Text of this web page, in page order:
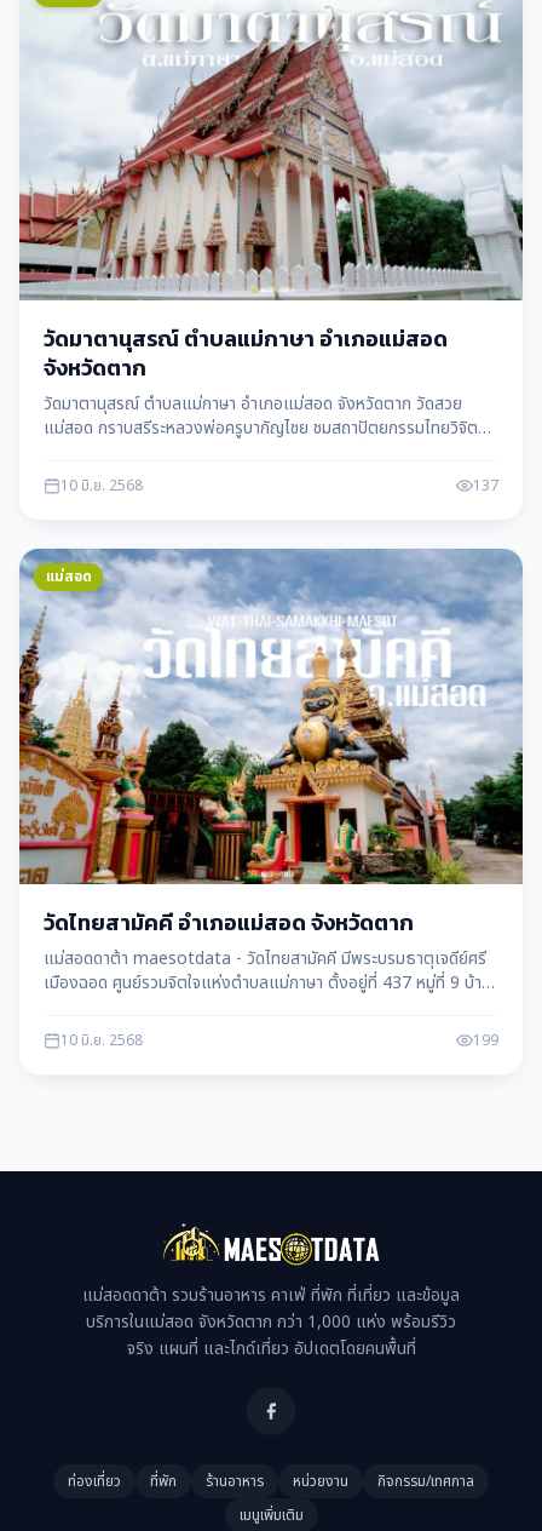
วัดมาตานุสรณ์ ตำบลแม่กาษา อำเภอแม่สอด
จังหวัดตาก
วัดมาตานุสรณ์ ตำบลแม่กาษา อำเภอแม่สอด จังหวัดตาก วัดสวย
แม่สอด กราบสรีระหลวงพ่อครูบากัญไชย ชมสถาปัตยกรรมไทยวิจิตร
10 มิ.ย. 2568 137
แม่สอด
วัดไทยสามัคคี อำเภอแม่สอด จังหวัดตาก
แม่สอดดาต้า maesotdata - วัดไทยสามัคคี มีพระบรมธาตุเจดีย์ศรี
เมืองฉอด ศูนย์รวมจิตใจแห่งตำบลแม่กาษา ตั้งอยู่ที่ 437 หมู่ที่ 9 บ้าน
10 มิ.ย. 2568 199
แม่สอดดาต้า รวมร้านอาหาร คาเฟ่ ที่พัก ที่เที่ยว และข้อมูล
บริการในแม่สอด จังหวัดตาก กว่า 1,000 แห่ง พร้อมรีวิว
จริง แผนที่ และไกด์เที่ยว อัปเดตโดยคนพื้นที่
ท่องเที่ยว ที่พัก ร้านอาหาร หน่วยงาน
กิจกรรม/เทศกาล
เมนูเพิ่มเติม